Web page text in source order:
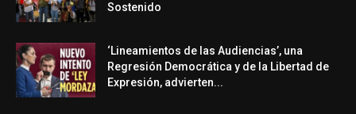
Sostenido
‘Lineamientos de las Audiencias’, una
Regresión Democrática y de la Libertad de
Expresión, advierten...